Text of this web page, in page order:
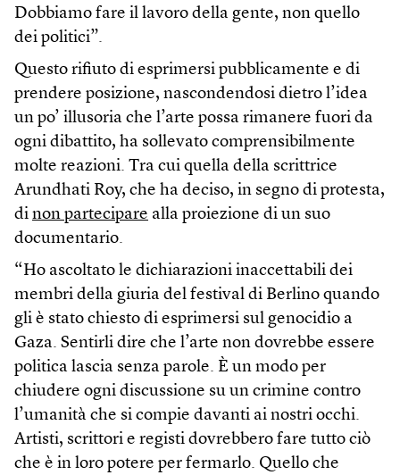
Dobbiamo fare il lavoro della gente, non quello
dei politici”.
Questo rifiuto di esprimersi pubblicamente e di
prendere posizione, nascondendosi dietro l’idea
un po’ illusoria che l’arte possa rimanere fuori da
ogni dibattito, ha sollevato comprensibilmente
molte reazioni. Tra cui quella della scrittrice
Arundhati Roy, che ha deciso, in segno di protesta,
di non partecipare alla proiezione di un suo
documentario.
“Ho ascoltato le dichiarazioni inaccettabili dei
membri della giuria del festival di Berlino quando
gli è stato chiesto di esprimersi sul genocidio a
Gaza. Sentirli dire che l’arte non dovrebbe essere
politica lascia senza parole. È un modo per
chiudere ogni discussione su un crimine contro
l’umanità che si compie davanti ai nostri occhi.
Artisti, scrittori e registi dovrebbero fare tutto ciò
che è in loro potere per fermarlo. Quello che